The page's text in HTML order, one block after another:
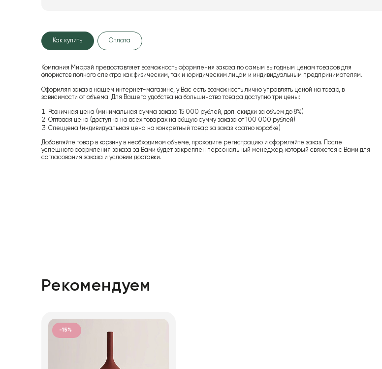
Как купить Оплата
Компания Миррэй предоставляет возможность оформления заказа по самым выгодным ценам товаров для
флористов полного спектра как физическим, так и юридическим лицам и индивидуальным предпринимателям.
Оформляя заказ в нашем интернет-магазине, у Вас есть возможность лично управлять ценой на товар, в
зависимости от объема. Для Вашего удобства на большинство товара доступно три цены:
Розничная цена (минимальная сумма заказа 15 000 рублей, доп. скидки за объем до 8%)
Оптовая цена (доступна на всех товарах на общую сумму заказа от 100 000 рублей)
Спеццена (индивидуальная цена на конкретный товар за заказ кратно коробке)
Добавляйте товар в корзину в необходимом объеме, проходите регистрацию и оформляйте заказ. После
успешного оформления заказа за Вами будет закреплен персональный менеджер, который свяжется с Вами для
согласования заказа и условий доставки.
Рекомендуем
-15%